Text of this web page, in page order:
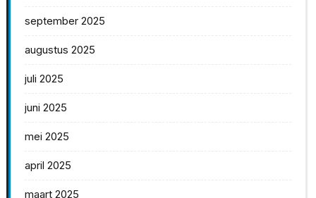
september 2025
augustus 2025
juli 2025
juni 2025
mei 2025
april 2025
maart 2025